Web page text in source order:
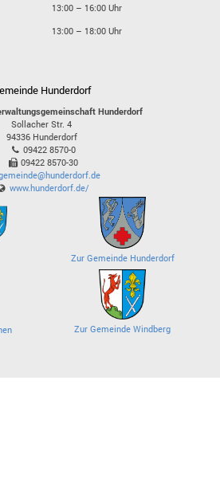
13:00 – 16:00 Uhr
13:00 – 18:00 Uhr
Hunderdorf
Hunderdorf
Sollacher Str. 4
94336 Hunderdorf
09422 8570-0
09422 8570-30
www.hunderdorf.de/
Zur Gemeinde Hunderdorf
Zur Gemeinde Windberg